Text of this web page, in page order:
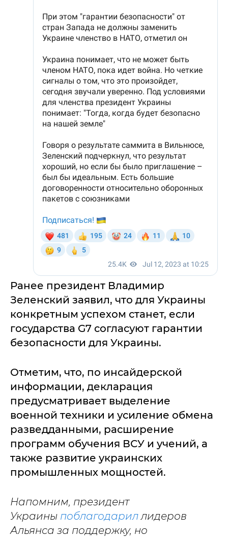
Ранее президент Владимир
Зеленский заявил, что для Украины
конкретным успехом станет, если
государства G7 согласуют гарантии
безопасности для Украины.
Отметим, что, по инсайдерской
информации, декларация
предусматривает выделение
военной техники и усиление обмена
разведданными, расширение
программ обучения ВСУ и учений, а
также развитие украинских
промышленных мощностей.
Напомним, президент
Украины поблагодариллидеров
Альянса за поддержку, но